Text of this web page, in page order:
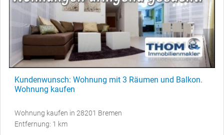
Kundenwunsch: Wohnung mit 3 Räumen und Balkon.
Wohnung kaufen
Wohnung kaufen in 28201 Bremen
Entfernung: 1 km